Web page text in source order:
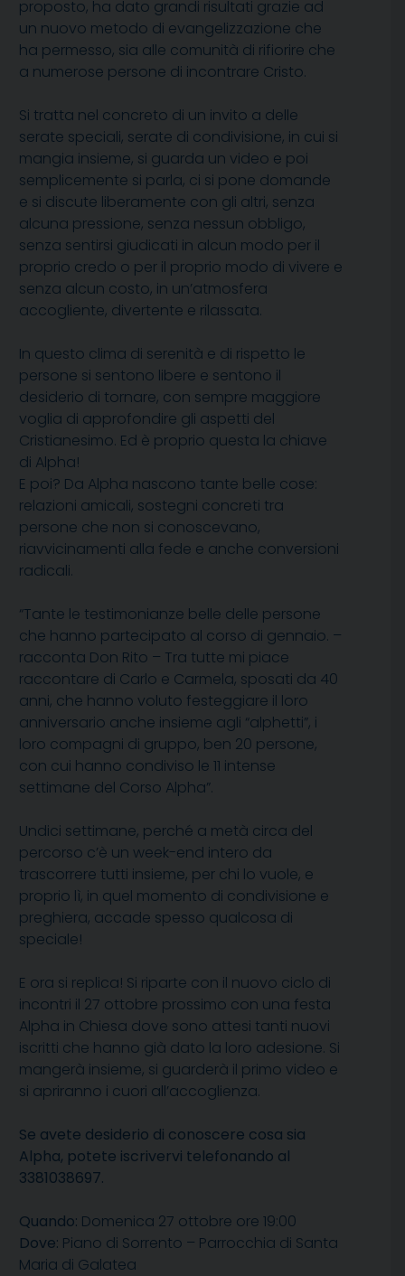
proposto, ha dato grandi risultati grazie ad
un nuovo metodo di evangelizzazione che
ha permesso, sia alle comunità di rifiorire che
a numerose persone di incontrare Cristo.
Si tratta nel concreto di un invito a delle
serate speciali, serate di condivisione, in cui si
mangia insieme, si guarda un video e poi
semplicemente si parla, ci si pone domande
e si discute liberamente con gli altri, senza
alcuna pressione, senza nessun obbligo,
senza sentirsi giudicati in alcun modo per il
proprio credo o per il proprio modo di vivere e
senza alcun costo, in un’atmosfera
accogliente, divertente e rilassata.
In questo clima di serenità e di rispetto le
persone si sentono libere e sentono il
desiderio di tornare, con sempre maggiore
voglia di approfondire gli aspetti del
Cristianesimo. Ed è proprio questa la chiave
di Alpha!
E poi? Da Alpha nascono tante belle cose:
relazioni amicali, sostegni concreti tra
persone che non si conoscevano,
riavvicinamenti alla fede e anche conversioni
radicali.
“Tante le testimonianze belle delle persone
che hanno partecipato al corso di gennaio. –
racconta Don Rito – Tra tutte mi piace
raccontare di Carlo e Carmela, sposati da 40
anni, che hanno voluto festeggiare il loro
anniversario anche insieme agli “alphetti”, i
loro compagni di gruppo, ben 20 persone,
con cui hanno condiviso le 11 intense
settimane del Corso Alpha”.
Undici settimane, perché a metà circa del
percorso c’è un week-end intero da
trascorrere tutti insieme, per chi lo vuole, e
proprio lì, in quel momento di condivisione e
preghiera, accade spesso qualcosa di
speciale!
E ora si replica! Si riparte con il nuovo ciclo di
incontri il 27 ottobre prossimo con una festa
Alpha in Chiesa dove sono attesi tanti nuovi
iscritti che hanno già dato la loro adesione. Si
mangerà insieme, si guarderà il primo video e
si apriranno i cuori all’accoglienza.
Se avete desiderio di conoscere cosa sia
Alpha, potete iscrivervi telefonando al
3381038697.
Quando: Domenica 27 ottobre ore 19:00
Dove: Piano di Sorrento – Parrocchia di Santa
Maria di Galatea